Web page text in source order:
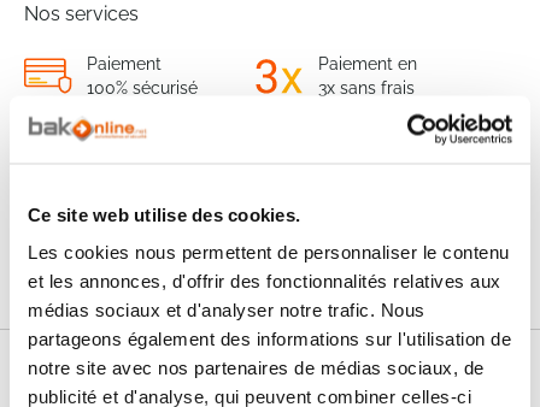
Ce site web utilise des cookies.
Les cookies nous permettent de personnaliser le contenu
et les annonces, d'offrir des fonctionnalités relatives aux
médias sociaux et d'analyser notre trafic. Nous
partageons également des informations sur l'utilisation de
notre site avec nos partenaires de médias sociaux, de
publicité et d'analyse, qui peuvent combiner celles-ci
Nos services
Paiement
100% sécurisé
Paiement en
3x sans frais
Garanties
Nos conseils